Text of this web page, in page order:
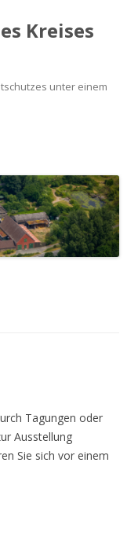
Kreises
unter einem
Tagungen oder
Ausstellung
Sie sich vor einem